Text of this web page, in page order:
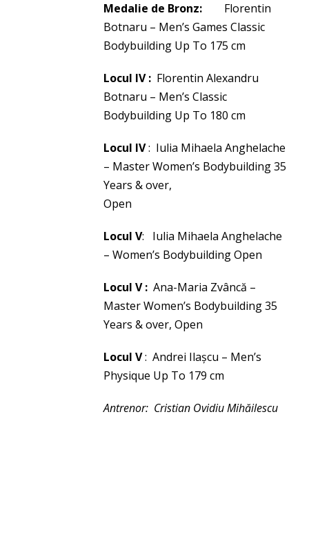
Medalie de Bronz: Florentin
Botnaru – Men’s Games Classic
Bodybuilding Up To 175 cm
Locul IV : Florentin Alexandru
Botnaru – Men’s Classic
Bodybuilding Up To 180 cm
Locul IV: Iulia Mihaela Anghelache
– Master Women’s Bodybuilding 35
Years & over,
Open
Locul V: Iulia Mihaela Anghelache
– Women’s Bodybuilding Open
Locul V : Ana-Maria Zvâncă –
Master Women’s Bodybuilding 35
Years & over, Open
Locul V: Andrei Ilașcu – Men’s
Physique Up To 179 cm
Antrenor: Cristian Ovidiu Mihăilescu